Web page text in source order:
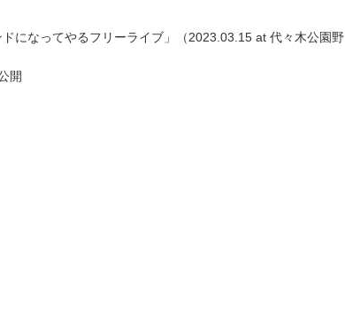
になってやるフリーライブ」（2023.03.15 at 代々木公園野
開